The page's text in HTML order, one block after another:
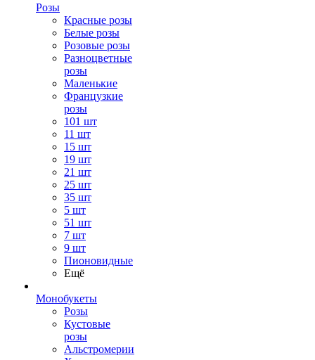
Розы
Красные розы
Белые розы
Розовые розы
Разноцветные
розы
Маленькие
Французкие
розы
101 шт
11 шт
15 шт
19 шт
21 шт
25 шт
35 шт
5 шт
51 шт
7 шт
9 шт
Пионовидные
Ещё
Монобукеты
Розы
Кустовые
розы
Альстромерии